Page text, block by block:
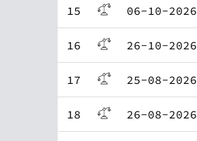
15 06-10-2026
16 26-10-2026
17 25-08-2026
18 26-08-2026